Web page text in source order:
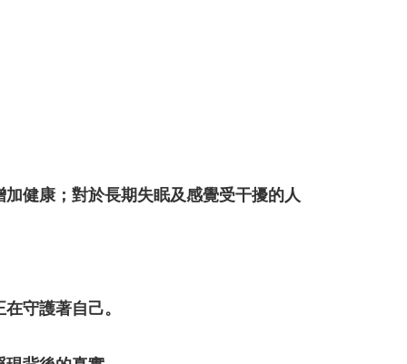
健康；對於長期失眠及感覺受干擾的人
守護著自己。